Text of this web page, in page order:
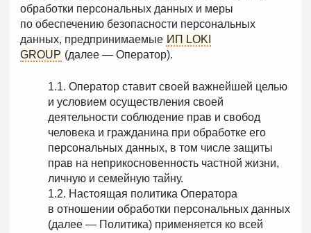
обработки персональных данных и меры
по обеспечению безопасности персональных
данных, предпринимаемые ИП LOKI
GROUP (далее — Оператор).
1.1. Оператор ставит своей важнейшей целью
и условием осуществления своей
деятельности соблюдение прав и свобод
человека и гражданина при обработке его
персональных данных, в том числе защиты
прав на неприкосновенность частной жизни,
личную и семейную тайну.
1.2. Настоящая политика Оператора
в отношении обработки персональных данных
(далее — Политика) применяется ко всей